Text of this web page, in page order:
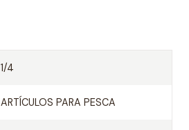
1/4
ARTÍCULOS PARA PESCA